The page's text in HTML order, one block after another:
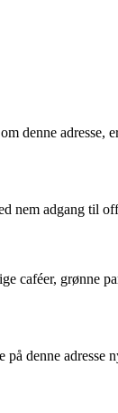
denne adresse,
nem adgang til
caféer, grønne
denne